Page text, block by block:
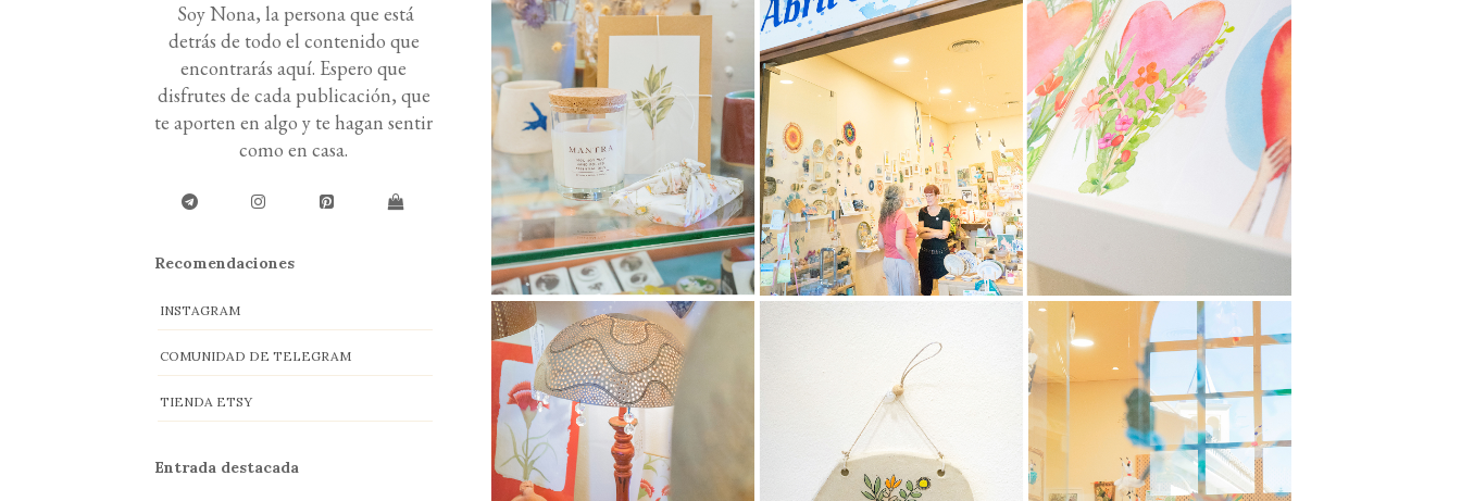
Soy Nona, la persona que está
detrás de todo el contenido que
encontrarás aquí. Espero que
disfrutes de cada publicación, que
te aporten en algo y te hagan sentir
como en casa.
Recomendaciones
INSTAGRAM
COMUNIDAD DE TELEGRAM
TIENDA ETSY
Entrada destacada